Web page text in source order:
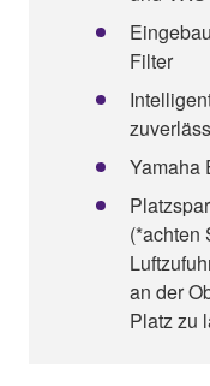
Filter
Yamaha
(*achten
an der
Platz zu